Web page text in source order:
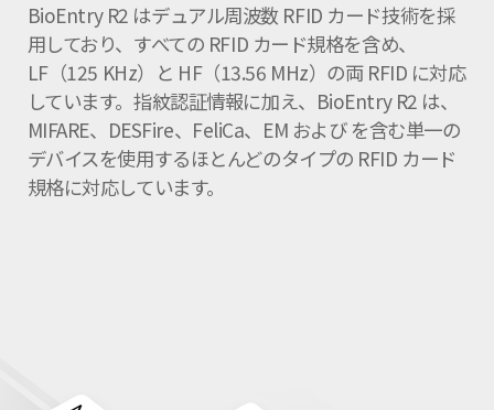
BioEntry R2 はデュアル周波数 RFID カード技術を採
用しており、すべての RFID カード規格を含め、
LF（125 KHz）と HF（13.56 MHz）の両 RFID に対応
しています。指紋認証情報に加え、BioEntry R2 は、
MIFARE、DESFire、FeliCa、EM および を含む単一の
デバイスを使用するほとんどのタイプの RFID カード
規格に対応しています。